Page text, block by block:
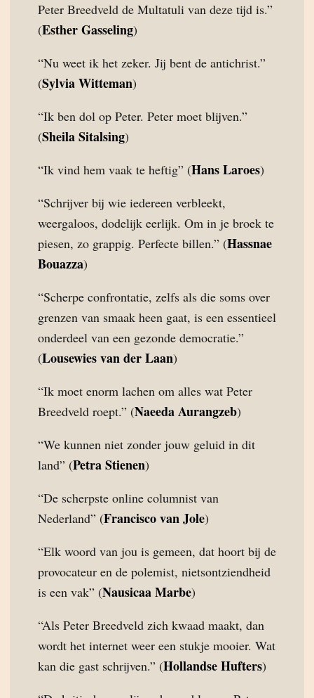
Peter Breedveld de Multatuli van deze tijd is.”
(Esther Gasseling)
“Nu weet ik het zeker. Jij bent de antichrist.”
(Sylvia Witteman)
“Ik ben dol op Peter. Peter moet blijven.”
(Sheila Sitalsing)
“Ik vind hem vaak te heftig” (Hans Laroes)
“Schrijver bij wie iedereen verbleekt,
weergaloos, dodelijk eerlijk. Om in je broek te
piesen, zo grappig. Perfecte billen.” (Hassnae
Bouazza)
“Scherpe confrontatie, zelfs als die soms over
grenzen van smaak heen gaat, is een essentieel
onderdeel van een gezonde democratie.”
(Lousewies van der Laan)
“Ik moet enorm lachen om alles wat Peter
Breedveld roept.” (Naeeda Aurangzeb)
“We kunnen niet zonder jouw geluid in dit
land” (Petra Stienen)
“De scherpste online columnist van
Nederland” (Francisco van Jole)
“Elk woord van jou is gemeen, dat hoort bij de
provocateur en de polemist, nietsontziendheid
is een vak” (Nausicaa Marbe)
“Als Peter Breedveld zich kwaad maakt, dan
wordt het internet weer een stukje mooier. Wat
kan die gast schrijven.” (Hollandse Hufters)